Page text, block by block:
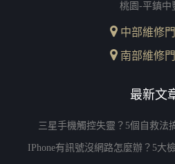
桃園-平鎮中
中部維修
南部維修
最新文
三星手機觸控失靈？5個自救法
IPhone有訊號沒網路怎麼辦？5大